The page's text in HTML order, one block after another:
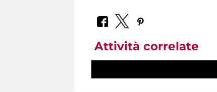
Attività correlate